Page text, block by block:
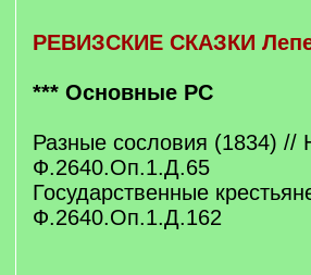
РЕВИЗСКИЕ СКАЗКИ
*** Основные РС
Разные сословия (1834) //
Ф.2640.Оп.1.Д.65
Государственные
Ф.2640.Оп.1.Д.162